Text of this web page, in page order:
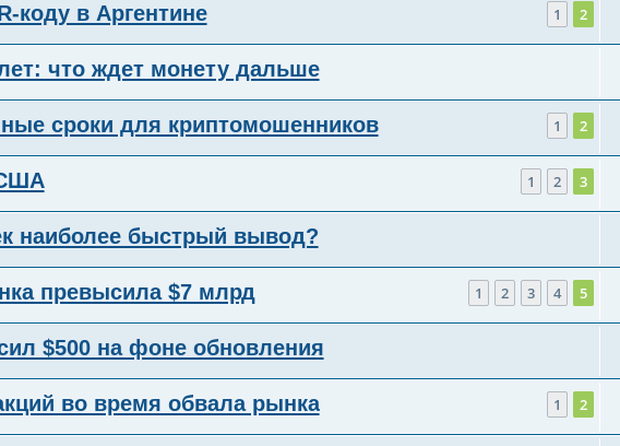
коду в Аргентине 1 2
что ждет монету дальше
сроки для криптомошенников 1 2
1 2 3
наиболее быстрый вывод?
превысила $7 млрд 1 2 3 4 5
$500 на фоне обновления
во время обвала рынка 1 2